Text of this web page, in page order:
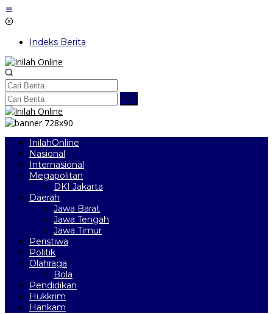
Lewati
ke
Indeks Berita
InilahOnline
Nasional
Internasional
Megapolitan
DKI Jakarta
Daerah
Jawa Barat
Jawa Tengah
Jawa Timur
Peristiwa
Politik
Olahraga
Bola
Pendidikan
Hukkrim
Hankam